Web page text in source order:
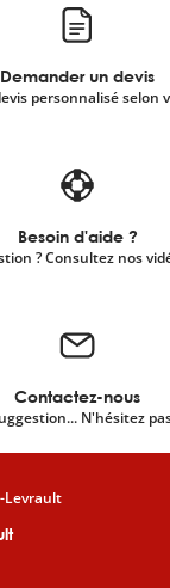
Demander un devis
personnalisé selon
Besoin d'aide ?
? Consultez nos
Contactez-nous
N'hésitez
Levrault